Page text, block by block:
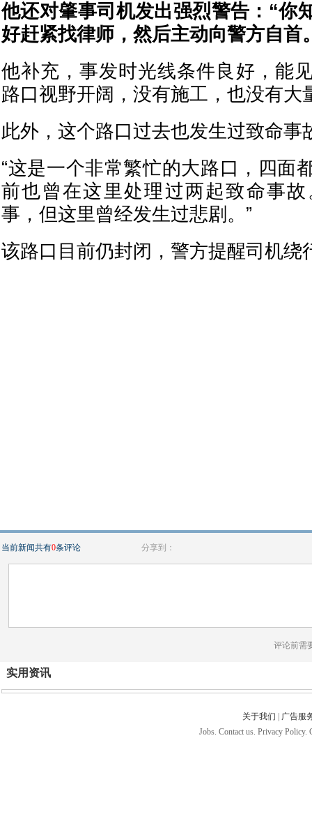
他还对肇事司机发出强烈警告：“你
好赶紧找律师，然后主动向警方自首
他补充，事发时光线条件良好，能
路口视野开阔，没有施工，也没有大
此外，这个路口过去也发生过致命事
“这是一个非常繁忙的大路口，四面
前也曾在这里处理过两起致命事
事，但这里曾经发生过悲剧。”
该路口目前仍封闭，警方提醒司机绕
当前新闻共有0条评论 分享到：
评论前需
实用资讯
关于我们
广告服
Jobs. Contact us. Privacy